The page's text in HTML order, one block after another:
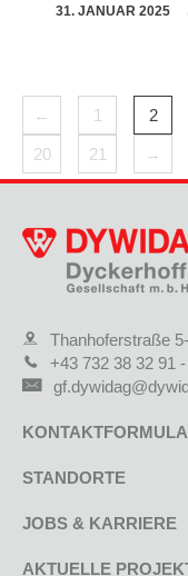
31. JANUAR 2025
← 1 2
20 21 →
Thanhoferstraße
+43 732 38 32 91
STANDORTE
JOBS & KARRIERE
AKTUELLE